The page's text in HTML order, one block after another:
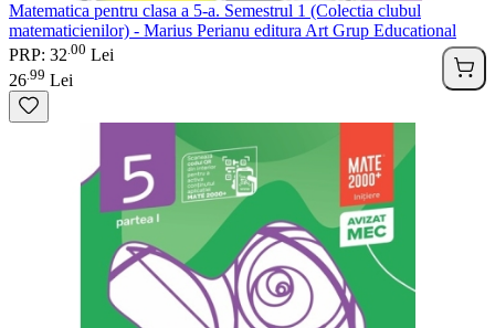
Matematica pentru clasa a 5-a. Semestrul 1 (Colectia clubul
matematicienilor) - Marius Perianu editura Art Grup Educational
PRP: 32 00 Lei
26 99 Lei